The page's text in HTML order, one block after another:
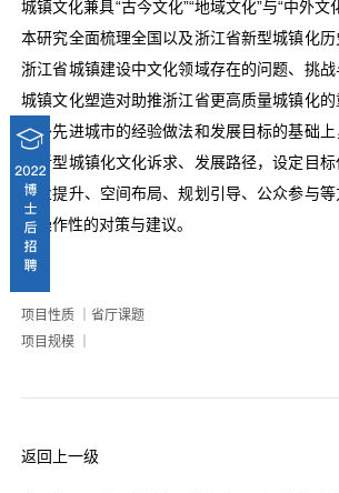
城镇文化兼具“古今文化”“地域文化”与“中外文
本研究全面梳理全国以及浙江省新型城镇化
浙江省城镇建设中文化领域存在的问题、挑
城镇文化塑造对助推浙江省更高质量城镇化
内外先进城市的经验做法和发展目标的基础
清新型城镇化文化诉求、发展路径，设定目标
产业提升、空间布局、规划引导、公众参与等
可操作性的对策与建议。
项目性质 ｜省厅课题
项目规模 ｜
返回上一级